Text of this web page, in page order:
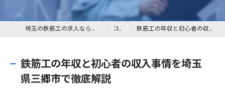
埼玉の鉄筋工の求人なら株式会社クライム・サクシード コラム 鉄筋工の年収と初心者の収入事情を埼玉県三郷市で徹底解説
鉄筋工の年収と初心者の収入事情を埼玉
県三郷市で徹底解説